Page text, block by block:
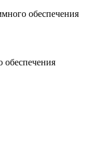
обеспечения
обеспечения